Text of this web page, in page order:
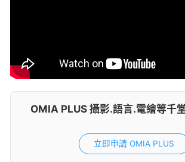
OMIA PLUS 攝影.語言.電繪等千
立即申請 OMIA PLUS